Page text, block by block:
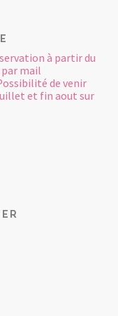
à partir du
mail
de venir
et fin aout sur